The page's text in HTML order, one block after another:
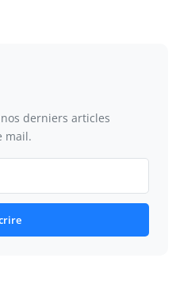
derniers articles
mail.